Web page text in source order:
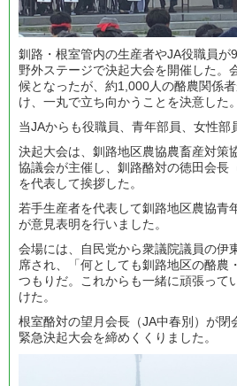
釧路・根室管内の生産者やJA役職員が
野外ステージで決起大会を開催した。
候となったが、約1,000人の酪農関係
け、一丸で立ち向かうことを決意した。
当JAからも役職員、青年部員、女性部
決起大会は、釧路地区農協農畜産対策
協議会が主催し、釧路酪対の徳田会長
を代表して挨拶した。
若手生産者を代表して釧路地区農協青
が意見表明を行いました。
会場には、自民党から衆議院議員の伊
席され、「何としても釧路地区の酪農
つもりだ。これからも一緒に頑張って
けた。
根室酪対の望月会長（JA中春別）が閉
緊急決起大会を締めくくりました。